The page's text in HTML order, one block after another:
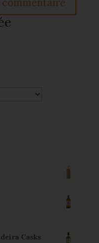
Casks